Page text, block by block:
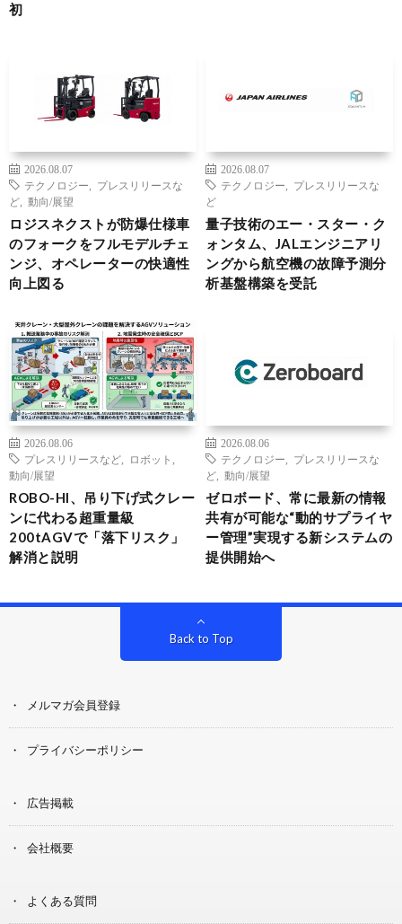
初
2026.08.07
テクノロジー
プレスリリースな
ど
動向/展望
ロジスネクストが防爆仕様車
のフォークをフルモデルチェ
ンジ、オペレーターの快適性
向上図る
2026.08.07
テクノロジー
プレスリリースな
ど
量子技術のエー・スター・ク
ォンタム、JALエンジニアリ
ングから航空機の故障予測分
析基盤構築を受託
2026.08.06
プレスリリースなど
ロボット
動向/展望
ROBO-HI、吊り下げ式クレー
ンに代わる超重量級
200tAGVで「落下リスク」
解消と説明
2026.08.06
テクノロジー
プレスリリースな
ど
動向/展望
ゼロボード、常に最新の情報
共有が可能な“動的サプライヤ
ー管理”実現する新システムの
提供開始へ
Back to Top
メルマガ会員登録
プライバシーポリシー
広告掲載
会社概要
よくある質問